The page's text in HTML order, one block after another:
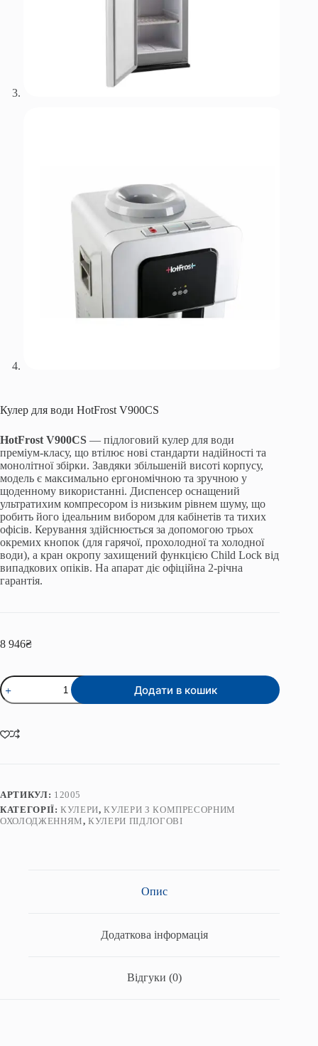
Кулер для води HotFrost V900CS
HotFrost V900CS — підлоговий кулер для води
преміум-класу, що втілює нові стандарти надійності та
монолітної збірки. Завдяки збільшеній висоті корпусу,
модель є максимально ергономічною та зручною у
щоденному використанні. Диспенсер оснащений
ультратихим компресором із низьким рівнем шуму, що
робить його ідеальним вибором для кабінетів та тихих
офісів. Керування здійснюється за допомогою трьох
окремих кнопок (для гарячої, прохолодної та холодної
води), а кран окропу захищений функцією Child Lock від
випадкових опіків. На апарат діє офіційна 2-річна
гарантія.
8 946₴
Кулер
для
води
V900CS
кількість
Додати в кошик
АРТИКУЛ: 12005
КАТЕГОРІЇ:КУЛЕРИ,КУЛЕРИ З КОМПРЕСОРНИМ
ОХОЛОДЖЕННЯМ,КУЛЕРИ ПІДЛОГОВІ
Опис
Додаткова інформація
Відгуки (0)